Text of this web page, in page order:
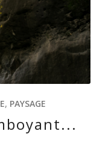
, PAYSAGE